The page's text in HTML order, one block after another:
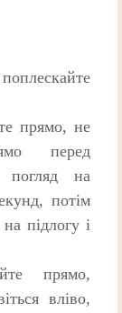
прямо, не
перед
погляд на
потім
підлогу і
прямо,
вліво,